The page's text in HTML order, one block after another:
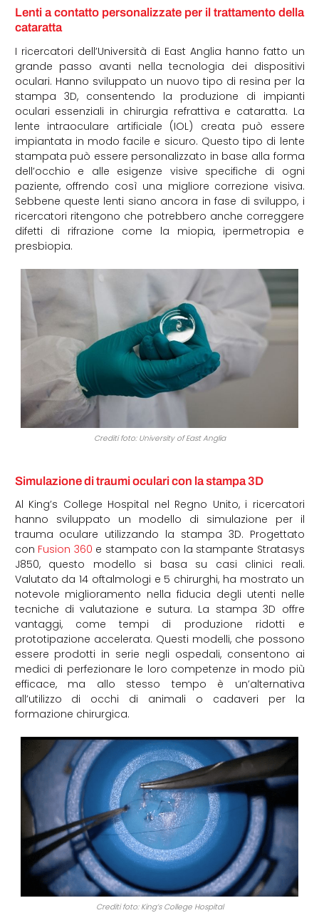
Lenti a contatto personalizzate per il trattamento della
cataratta
I ricercatori dell’Università di East Anglia hanno fatto un
grande passo avanti nella tecnologia dei dispositivi
oculari. Hanno sviluppato un nuovo tipo di resina per la
stampa 3D, consentendo la produzione di impianti
oculari essenziali in chirurgia refrattiva e cataratta. La
lente intraoculare artificiale (IOL) creata può essere
impiantata in modo facile e sicuro. Questo tipo di lente
stampata può essere personalizzato in base alla forma
dell’occhio e alle esigenze visive specifiche di ogni
paziente, offrendo così una migliore correzione visiva.
Sebbene queste lenti siano ancora in fase di sviluppo, i
ricercatori ritengono che potrebbero anche correggere
difetti di rifrazione come la miopia, ipermetropia e
presbiopia.
Crediti foto: University of East Anglia
Simulazione di traumi oculari con la stampa 3D
Al King’s College Hospital nel Regno Unito, i ricercatori
hanno sviluppato un modello di simulazione per il
trauma oculare utilizzando la stampa 3D. Progettato
con Fusion 360 e stampato con la stampante Stratasys
J850, questo modello si basa su casi clinici reali.
Valutato da 14 oftalmologi e 5 chirurghi, ha mostrato un
notevole miglioramento nella fiducia degli utenti nelle
tecniche di valutazione e sutura. La stampa 3D offre
vantaggi, come tempi di produzione ridotti e
prototipazione accelerata. Questi modelli, che possono
essere prodotti in serie negli ospedali, consentono ai
medici di perfezionare le loro competenze in modo più
efficace, ma allo stesso tempo è un’alternativa
all’utilizzo di occhi di animali o cadaveri per la
formazione chirurgica.
Crediti foto: King’s College Hospital